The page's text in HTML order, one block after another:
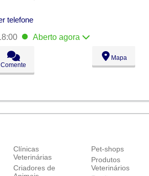
telefone
Aberto agora
- 18:00
- 18:00
- 18:00
Comente
Mapa
Clínicas
Veterinárias
Criadores de
Pet-shops
Produtos
Veterinários